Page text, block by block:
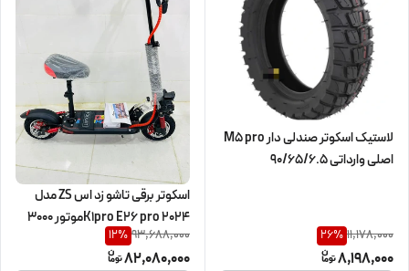
لاستیک اسکوتر صندلی دار M5 pro
اصلی وارداتی 90/65/6.5
11,178,000
26%
8,198,000
اسکوتر برقی تاشو زد اس ZS مدل
K1pro E26 pro 2024موتور ۳۰۰۰
وات
93,688,000
12%
82,080,000